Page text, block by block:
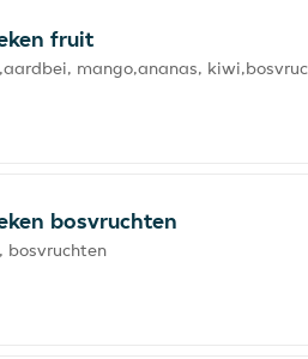
fruit
mango,ananas,
bosvruchten
bosvruchten